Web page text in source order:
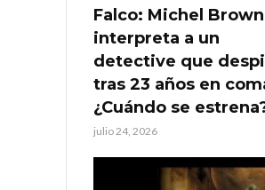
Falco: Michel Brown
interpreta a un
detective que
tras 23 años en
¿Cuándo se
julio 24, 2026